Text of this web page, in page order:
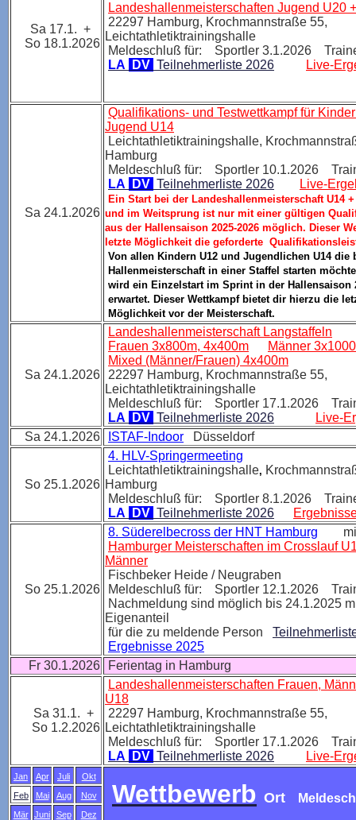
Sa 17.1. +
So 18.1.2026
Landeshallenmeisterschaften Jugend U20
22297 Hamburg, Krochmannstraße 55,
Leichtathletiktrainingshalle
Meldeschluß für: Sportler 3.1.2026
LA
DV Teilnehmerliste 2026 Live-
Sa 24.1.2026
Qualifikations- und Testwettkampf für
Jugend U14
Leichtathletiktrainingshalle,
Hamburg
Meldeschluß für: Sportler 10.1.2026
LA
DV Teilnehmerliste 2026 Live-
Ein Start bei der Landeshallenmeisterschaft U14
und im Weitsprung ist nur mit einer gültigen
aus der Hallensaison 2025-2026 möglich. Dieser
letzte Möglichkeit die geforderte
Von allen Kindern U12 und Jugendlichen U14 die
Hallenmeisterschaft in einer Staffel starten
wird ein Einzelstart im Sprint in der Hallensaison
erwartet. Dieser Wettkampf bietet dir hierzu die
Möglichkeit vor der Meisterschaft.
Sa 24.1.2026
Landeshallenmeisterschaft Langstaffeln
Frauen 3x800m, 4x400m
Männer
Mixed (Männer/Frauen) 4x400m
22297 Hamburg, Krochmannstraße 55,
Leichtathletiktrainingshalle
Meldeschluß für: Sportler 17.1.2026
LA
DV Teilnehmerliste 2026
Live-
Sa 24.1.2026
ISTAF-Indoor Düsseldorf
So 25.1.2026
4. HLV-Springermeeting
Leichtathletiktrainingshalle,
Hamburg
Meldeschluß für: Sportler 8.1.2026
LA
DV Teilnehmerliste 2026
So 25.1.2026
8. Süderelbecross der HNT Hamburg mit
Hamburger Meisterschaften im Crosslauf
Männer
Fischbeker Heide / Neugraben
Meldeschluß für: Sportler 12.1.2026
Nachmeldung sind möglich bis 24.1.2025
Eigenanteil
für die zu meldende Person
Ergebnisse 2025
Fr 30.1.2026
Ferientag in Hamburg
Sa 31.1. +
So 1.2.2026
Landeshallenmeisterschaften Frauen,
U18
22297 Hamburg, Krochmannstraße 55,
Leichtathletiktrainingshalle
Meldeschluß für: Sportler 17.1.2026
LA
DV Teilnehmerliste 2026 Live-
Jan Apr Juli Okt
Wettbewerb Ort
Feb Mai Aug
Nov
Mär
Juni Sep Dez